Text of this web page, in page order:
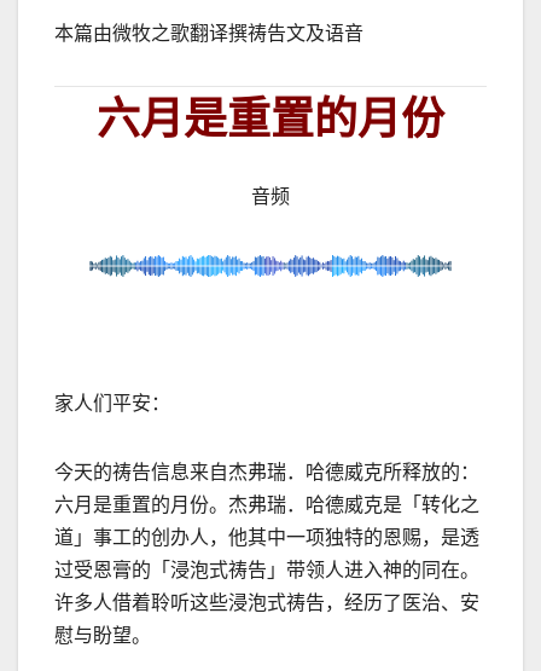
本篇由微牧之歌翻译撰祷告文及语音
六月是重置的月份
音频
家人们平安：
今天的祷告信息来自杰弗瑞．哈德威克所释放的：
六月是重置的月份。杰弗瑞．哈德威克是「转化之
道」事工的创办人，他其中一项独特的恩赐，是透
过受恩膏的「浸泡式祷告」带领人进入神的同在。
许多人借着聆听这些浸泡式祷告，经历了医治、安
慰与盼望。